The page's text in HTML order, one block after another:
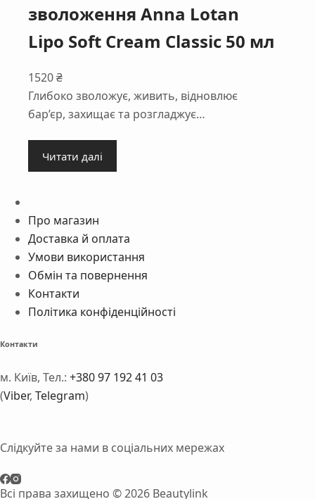
зволоження Anna Lotan
Lipo Soft Cream Classic 50 мл
1520₴
Глибоко зволожує, живить, відновлює
бар’єр, захищає та розгладжує…
Читати далі
Про магазин
Доставка й оплата
Умови використання
Обмін та повернення
Контакти
Політика конфіденційності
Контакти
м. Київ, Тел.: +380 97 192 41 03
(Viber, Telegram)
Слідкуйте за нами в соціальних мережах
Всі права захищено © 2026 Beautylink